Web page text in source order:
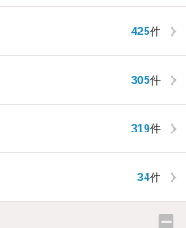
425件
305件
319件
34件